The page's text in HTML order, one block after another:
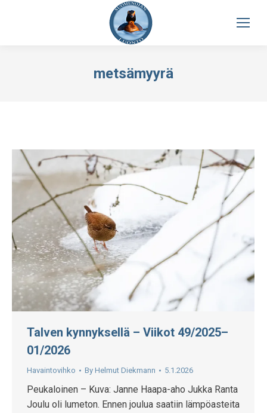
metsämyyrä
Talven kynnyksellä – Viikot 49/2025–
01/2026
Havaintovihko By Helmut Diekmann 5.1.2026
Peukaloinen – Kuva: Janne Haapa-aho Jukka Ranta
Joulu oli lumeton. Ennen joulua saatiin lämpöasteita